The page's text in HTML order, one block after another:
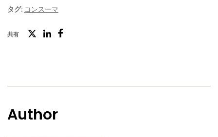
タグ: コンスーマ
共有
ツ
ー
ス
ッ
Author